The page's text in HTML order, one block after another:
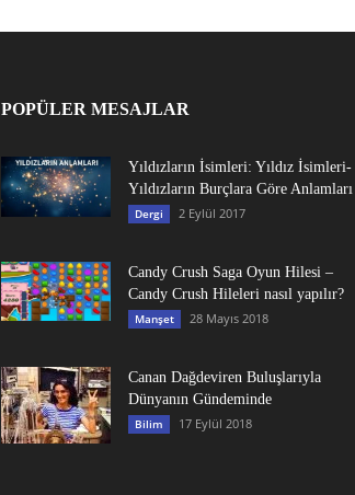
POPÜLER MESAJLAR
Yıldızların İsimleri: Yıldız İsimleri-
Yıldızların Burçlara Göre Anlamları
Dergi 2 Eylül 2017
Candy Crush Saga Oyun Hilesi –
Candy Crush Hileleri nasıl yapılır?
Manşet 28 Mayıs 2018
Canan Dağdeviren Buluşlarıyla
Dünyanın Gündeminde
Bilim 17 Eylül 2018